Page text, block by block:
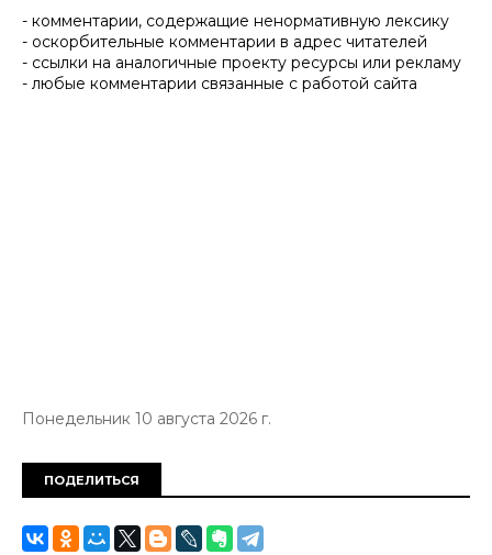
- комментарии, содержащие ненормативную лексику
- оскорбительные комментарии в адрес читателей
- ссылки на аналогичные проекту ресурсы или рекламу
- любые комментарии связанные с работой сайта
Понедельник 10 августа 2026 г.
ПОДЕЛИТЬСЯ